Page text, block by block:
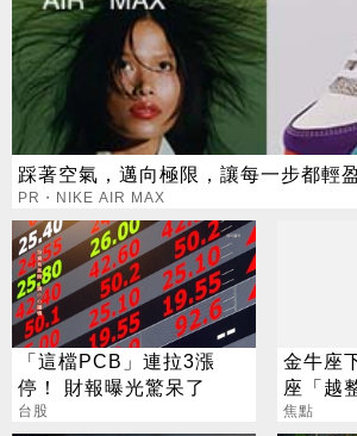
踩著空氣，邁向極限，讓每一步都輕
PR・NIKE AIR MAX
「這檔PCB」連拉3漲
停！ 財報曝光驚呆了
台股
金牛座
座「越
旺運到
焦點